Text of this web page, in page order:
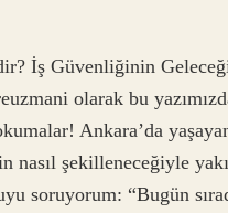
İş Güvenliğinin
olarak bu
Ankara’da
nasıl şekilleneceğiyle
soruyorum: “Bugün